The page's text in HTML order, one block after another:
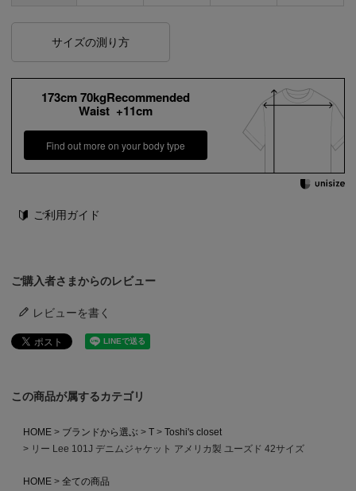
サイズの測り方
173cm 70kgRecommended
Waist +11cm
Find out more on your body type
ご利用ガイド
ご購入者さまからのレビュー
レビューを書く
この商品が属するカテゴリ
HOME ブランドから選ぶ T
Toshi's closet
リー Lee 101J デニムジャケット アメリカ製 ユーズド 42サイズ
HOME
全ての商品